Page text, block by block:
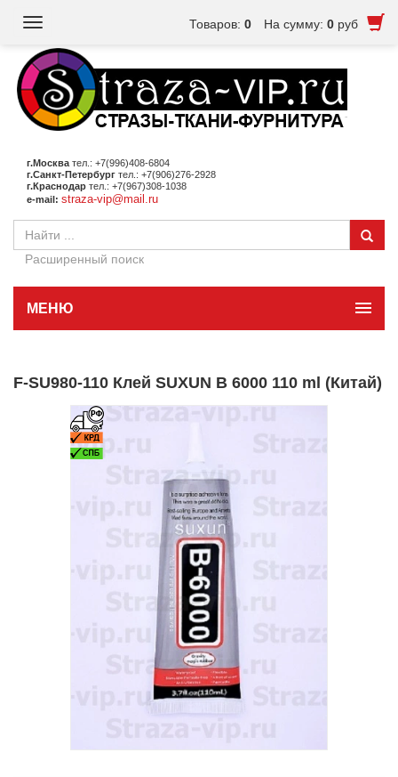
Товаров: 0 На сумму: 0 руб
Toggle
г.Москва тел.: +7(996)408-6804
г.Санкт-Петербург тел.: +7(906)276-2928
г.Краснодар тел.: +7(967)308-1038
e-mail: straza-vip@mail.ru
Расширенный поиск
МЕНЮ
F-SU980-110 Клей SUXUN B 6000 110 ml (Китай)